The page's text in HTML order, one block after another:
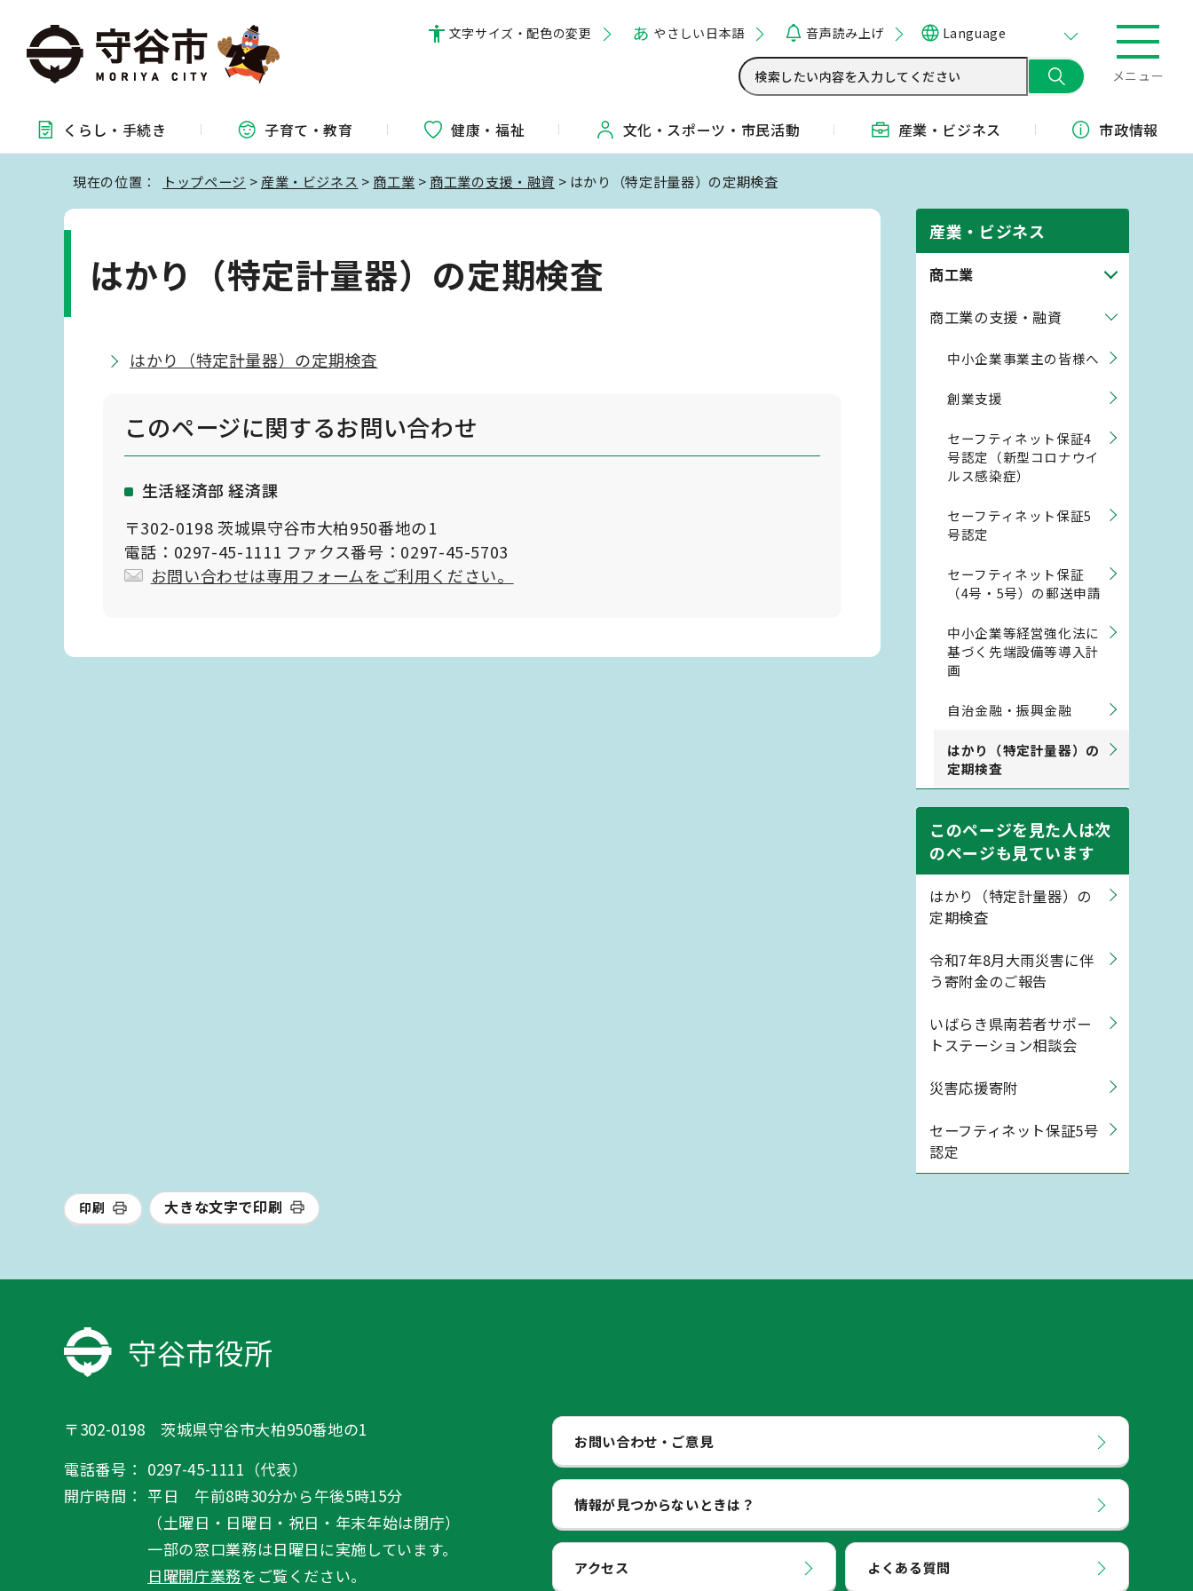
文字サイズ・配色の変更 やさしい日本語 音声読み上げ Language
メニュー
くらし・ 手続き 子育て・教育 健康・福祉 文化・ スポーツ・ 市民活動 産業・ ビジネス 市政情報
現在の位置： トップページ > 産業・ビジネス > 商工業 > 商工業の支援・融資 > はかり（特定計量器）の定期検査
はかり（特定計量器）の定期検査
はかり（特定計量器）の定期検査
このページに関するお問い合わせ
生活経済部 経済課
〒302-0198 茨城県守谷市大柏950番地の1
電話：0297-45-1111 ファクス番号：0297-45-5703
お問い合わせは専用フォームをご利用ください。
産業・ビジネス
商工業
商工業の支援・融資
中小企業事業主の皆様へ
創業支援
セーフティネット保証4
号認定（新型コロナウイ
ルス感染症）
セーフティネット保証5
号認定
セーフティネット保証
（4号・5号）の郵送申請
中小企業等経営強化法に
基づく先端設備等導入計
画
自治金融・振興金融
はかり（特定計量器）の
定期検査
このページを見た人は次
のページも見ています
はかり（特定計量器）の
定期検査
令和7年8月大雨災害に伴
う寄附金のご報告
いばらき県南若者サポー
トステーション相談会
災害応援寄附
セーフティネット保証5号
認定
印刷 大きな文字で印刷
守谷市役所
〒302-0198 茨城県守谷市大柏950番地の1
電話番号： 0297-45-1111（代表）
開庁時間： 平日 午前8時30分から午後5時15分
（土曜日・日曜日・祝日・年末年始は閉庁）
一部の窓口業務は日曜日に実施しています。
日曜開庁業務をご覧ください。
お問い合わせ・ご意見
情報が見つからないときは？
アクセス よくある質問